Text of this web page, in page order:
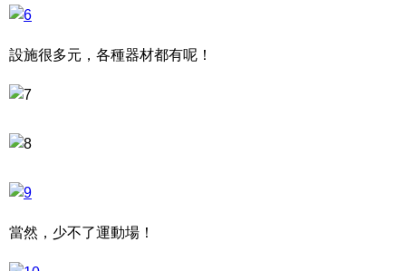
設施很多元，各種器材都有呢！
當然，少不了運動場！